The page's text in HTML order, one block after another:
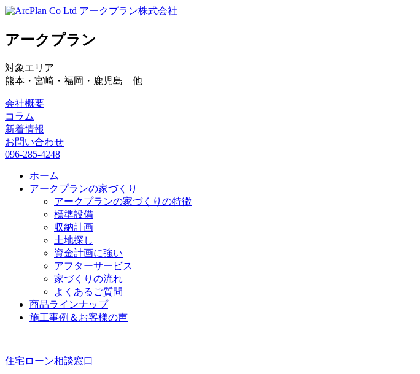
アークプラン株式会社
アークプラン
対象エリア
熊本・宮崎・福岡・鹿児島 他
会社概要
コラム
新着情報
お問い合わせ
096-285-4248
ホーム
アークプランの家づくり
アークプランの家づくりの特徴
標準設備
収納計画
土地探し
資金計画に強い
アフターサービス
家づくりの流れ
よくあるご質問
商品ラインナップ
施工事例＆お客様の声
住宅ローン相談窓口